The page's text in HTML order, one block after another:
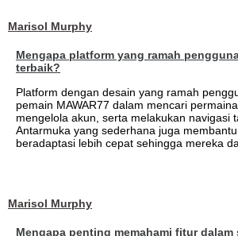
Marisol Murphy
Mengapa platform yang ramah
terbaik?
Platform dengan desain yang ramah
pemain MAWAR77 dalam mencari
mengelola akun, serta melakukan navigasi
Antarmuka yang sederhana juga
beradaptasi lebih cepat sehingga mereka
Marisol Murphy
Mengapa penting memahami fitur dalam